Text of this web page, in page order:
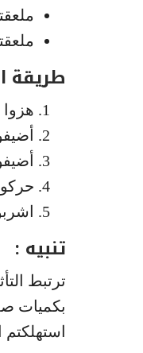
طريقة
تنبيه :
ترتبط
بكميات